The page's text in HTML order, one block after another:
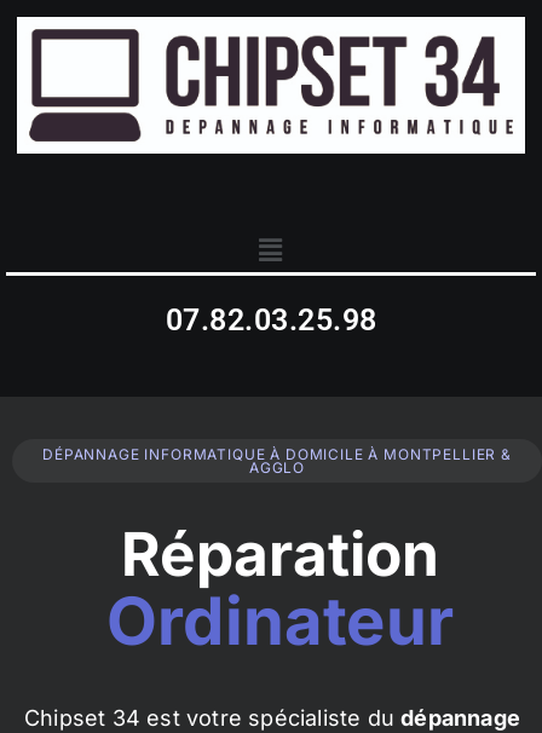
07.82.03.25.98
DÉPANNAGE INFORMATIQUE À DOMICILE À MONTPELLIER &
AGGLO
Réparation
Ordinateur
Chipset 34 est votre spécialiste dudépannage